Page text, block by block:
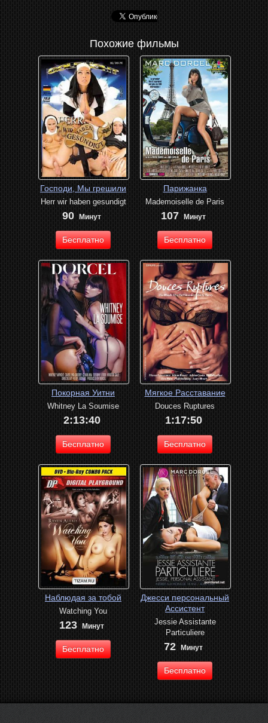
Похожие фильмы
Господи, Мы грешили
Herr wir haben gesundigt
90 Минут
Бесплатно
Парижанка
Mademoiselle de Paris
107 Минут
Бесплатно
Покорная Уитни
Whitney La Soumise
2:13:40
Бесплатно
Мягкое Расставание
Douces Ruptures
1:17:50
Бесплатно
Наблюдая за тобой
Watching You
123 Минут
Бесплатно
Джесси персональный
Ассистент
Jessie Assistante
Particuliere
72 Минут
Бесплатно